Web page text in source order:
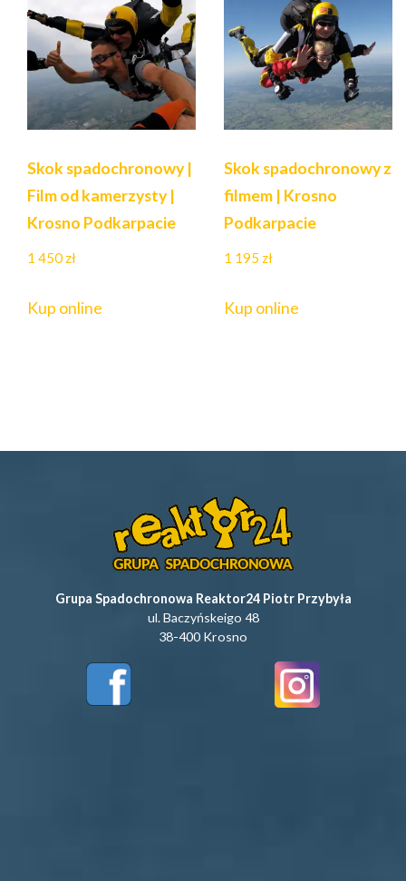
Skok spadochronowy |
Film od kamerzysty |
Krosno Podkarpacie
1 450 zł
Kup online
Skok spadochronowy z
filmem | Krosno
Podkarpacie
1 195 zł
Kup online
Grupa Spadochronowa Reaktor24 Piotr Przybyła
ul. Baczyńskeigo 48
38-400 Krosno